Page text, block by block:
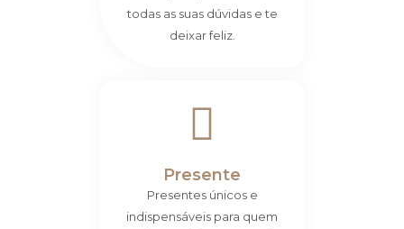
todas as suas dúvidas e te
deixar feliz.
Presente
Presentes únicos e
indispensáveis para quem